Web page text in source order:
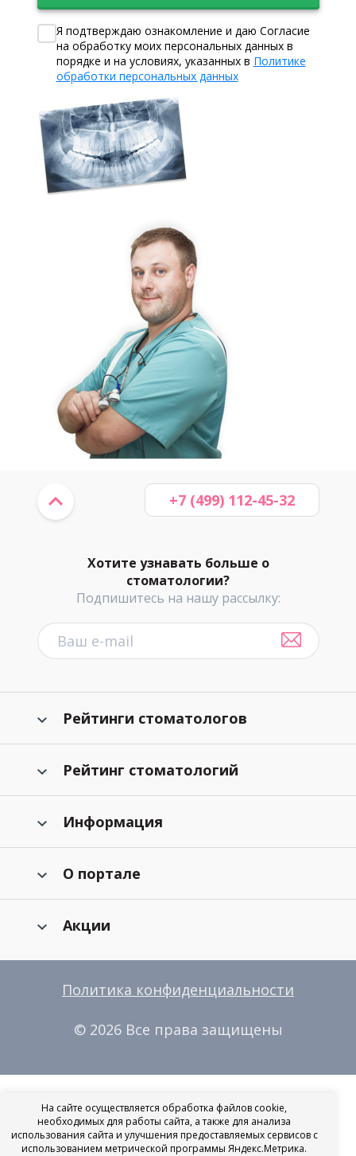
Я подтверждаю ознакомление и даю Согласие
на обработку моих персональных данных в
порядке и на условиях, указанных в Политике
обработки персональных данных
Хотите узнавать больше о
стоматологии?
Подпишитесь на нашу рассылку:
+7 (499) 112-45-32
Рейтинги стоматологов
Рейтинг стоматологий
Информация
О портале
Акции
Политика конфиденциальности
© 2026 Все права защищены
На сайте осуществляется обработка файлов cookie,
необходимых для работы сайта, а также для анализа
использования сайта и улучшения предоставляемых сервисов с
использованием метрической программы Яндекс.Метрика.